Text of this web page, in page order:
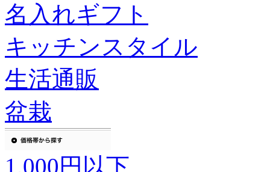
名入れギフト
キッチンスタイル
生活通販
盆栽
1,000円以下